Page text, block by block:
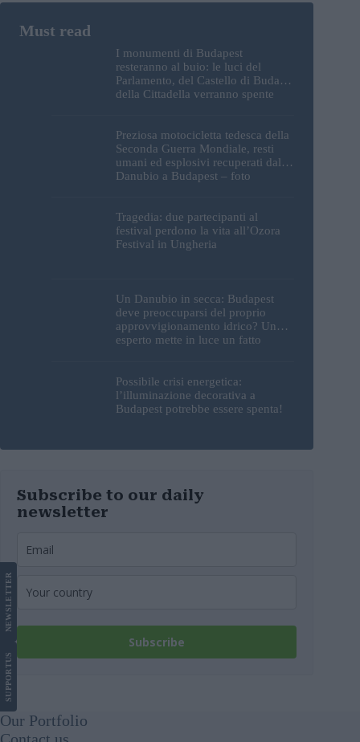
I monumenti di Budapest
resteranno al buio: le luci del
Parlamento, del Castello di Buda e
della Cittadella verranno spente
Preziosa motocicletta tedesca della
Seconda Guerra Mondiale, resti
umani ed esplosivi recuperati dal
Danubio a Budapest – foto
Tragedia: due partecipanti al
festival perdono la vita all’Ozora
Festival in Ungheria
Un Danubio in secca: Budapest
deve preoccuparsi del proprio
approvvigionamento idrico? Un
esperto mette in luce un fatto
Possibile crisi energetica:
l’illuminazione decorativa a
Budapest potrebbe essere spenta!
Subscribe to our daily
newsletter
Subscribe
SUPPORT
US
NEWS
LETTER
Our Portfolio